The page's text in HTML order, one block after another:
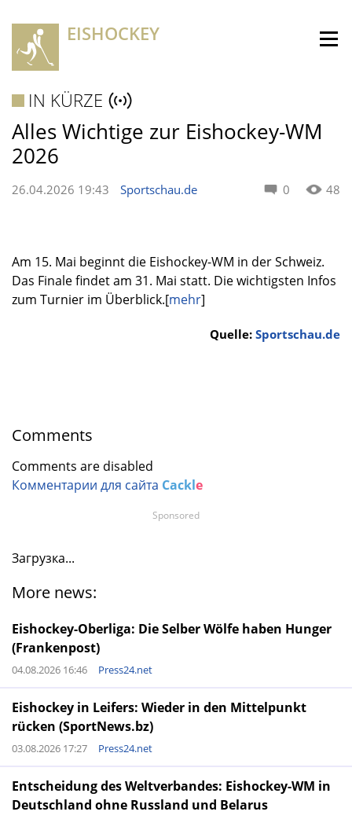
EISHOCKEY
IN KÜRZE
Alles Wichtige zur Eishockey-WM
2026
0 48
26.04.2026 19:43 Sportschau.de
Am 15. Mai beginnt die Eishockey-WM in der Schweiz.
Das Finale findet am 31. Mai statt. Die wichtigsten Infos
zum Turnier im Überblick.[mehr]
Quelle: Sportschau.de
Comments
Comments are disabled
Комментарии для сайта Cackle
Загрузка...
More news:
Eishockey-Oberliga: Die Selber Wölfe haben Hunger
(Frankenpost)
04.08.2026 16:46 Press24.net
Eishockey in Leifers: Wieder in den Mittelpunkt
rücken (SportNews.bz)
03.08.2026 17:27 Press24.net
Entscheidung des Weltverbandes: Eishockey-WM in
Deutschland ohne Russland und Belarus
Sponsored